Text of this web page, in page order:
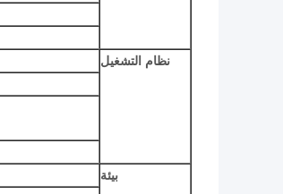
نظام التشغيل
بيئة